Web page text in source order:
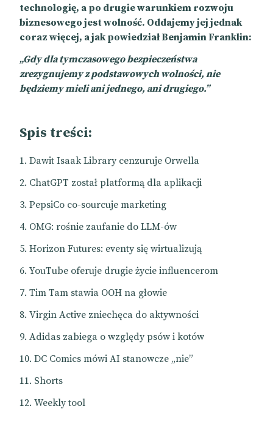
technologię, a po drugie warunkiem rozwoju
biznesowego jest wolność. Oddajemy jej jednak
coraz więcej, a jak powiedział Benjamin Franklin:
„Gdy dla tymczasowego bezpieczeństwa
zrezygnujemy z podstawowych wolności, nie
będziemy mieli ani jednego, ani drugiego.”
Spis treści:
Dawit Isaak Library cenzuruje Orwella
ChatGPT został platformą dla aplikacji
PepsiCo co-sourcuje marketing
OMG: rośnie zaufanie do LLM-ów
Horizon Futures: eventy się wirtualizują
YouTube oferuje drugie życie influencerom
Tim Tam stawia OOH na głowie
Virgin Active zniechęca do aktywności
Adidas zabiega o względy psów i kotów
DC Comics mówi AI stanowcze „nie”
Shorts
Weekly tool